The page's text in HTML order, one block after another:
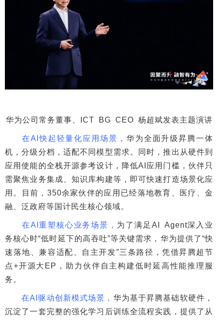
华为公司常务董事、ICT BG CEO 杨超斌发表主题演讲
在AI快起轻量化应用场景， 华为全面升级昇腾一体
机，分级分档，适配不同模型需求。同时，推出从硬件到
应用使能的全栈开源参考设计，降低AI应用门槛，伙伴只
需聚焦业务集成、知识库构建等，即可快速打造场景化应
用。目前，350余家伙伴的应用已经落地教育、医疗、金
融、泛政府等国计民生核心领域。
在AI重塑核心业务场景， 为了满足AI Agent深入业
务核心时“低时延下的高吞吐”等关键需求，华为提供了“快
速落地、兼容适配、自主开发”三条路径，凭借昇腾超节
点+开源大EP，助力伙伴自主构建低时延高性能推理服
务。
在AI驱动创新模式场景， 华为基于昇腾基础软硬件，
沉淀了一套完整的强化学习后训练全流程实践，提供了从